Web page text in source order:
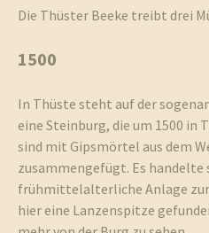
aus
und
Die Thüster Beeke treibt drei
1500
In Thüste steht auf der
eine Steinburg, die um 1500 in
sind mit Gipsmörtel aus dem
zusammengefügt. Es handelte
frühmittelalterliche Anlage
hier eine Lanzenspitze